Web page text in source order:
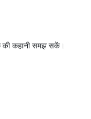
की कहानी समझ सकें।